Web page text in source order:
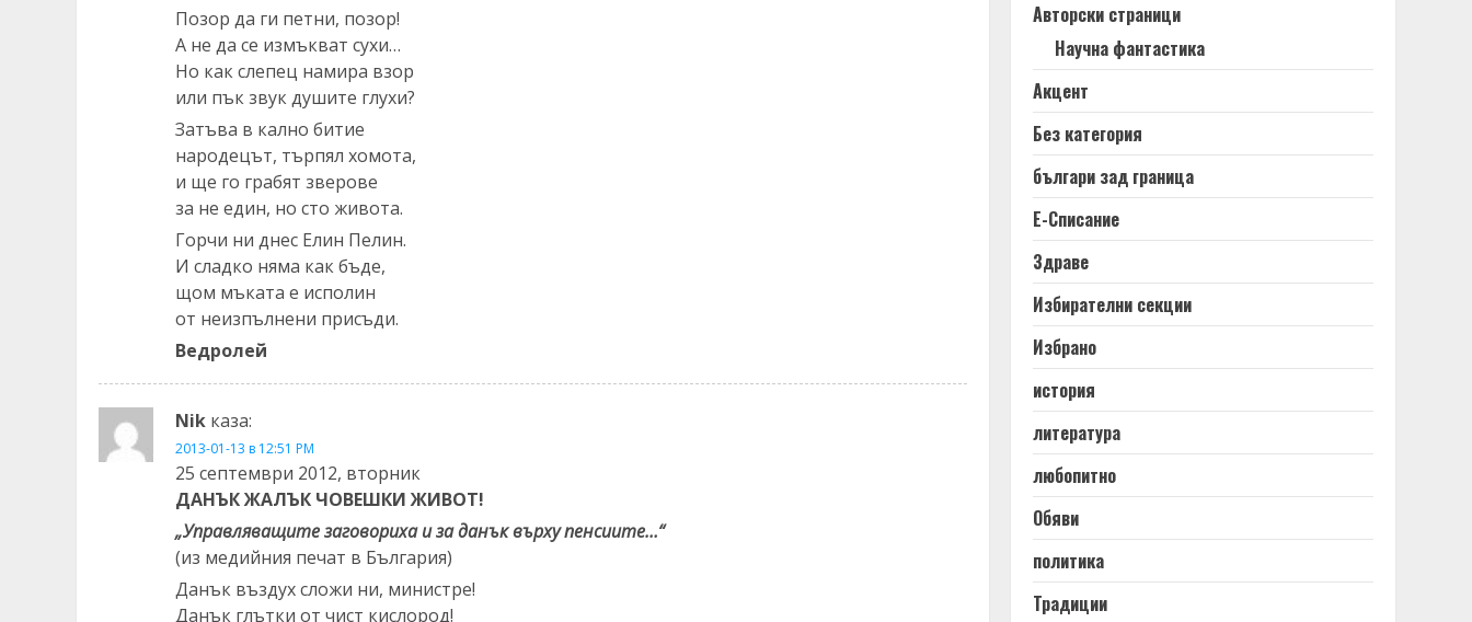
Позор да ги петни, позор!
А не да се измъкват сухи…
Но как слепец намира взор
или пък звук душите глухи?
Затъва в кално битие
народецът, търпял хомота,
и ще го грабят зверове
за не един, но сто живота.
Горчи ни днес Елин Пелин.
И сладко няма как бъде,
щом мъката е исполин
от неизпълнени присъди.
Ведролей
Nik каза:
2013-01-13 в 12:51 PM
25 септември 2012, вторник
ДАНЪК ЖАЛЪК ЧОВЕШКИ ЖИВОТ!
„Управляващите заговориха и за данък върху пенсиите…“
(из медийния печат в България)
Данък въздух сложи ни, министре!
Данък глътки от чист кислород!
Авторски страници
Научна фантастика
Акцент
Без категория
българи зад граница
Е-Списание
Здраве
Избирателни секции
Избрано
история
литература
любопитно
Обяви
политика
Традиции